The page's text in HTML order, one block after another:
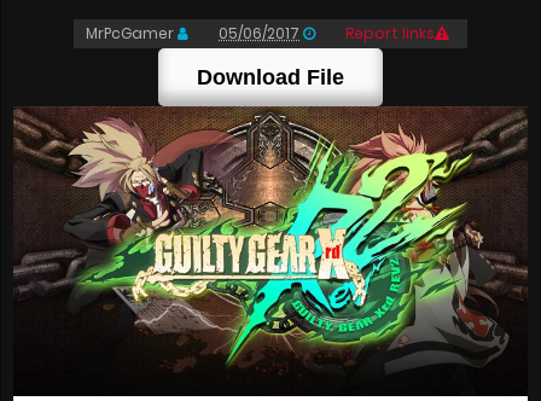
MrPcGamer 05/06/2017 Report links
Download File